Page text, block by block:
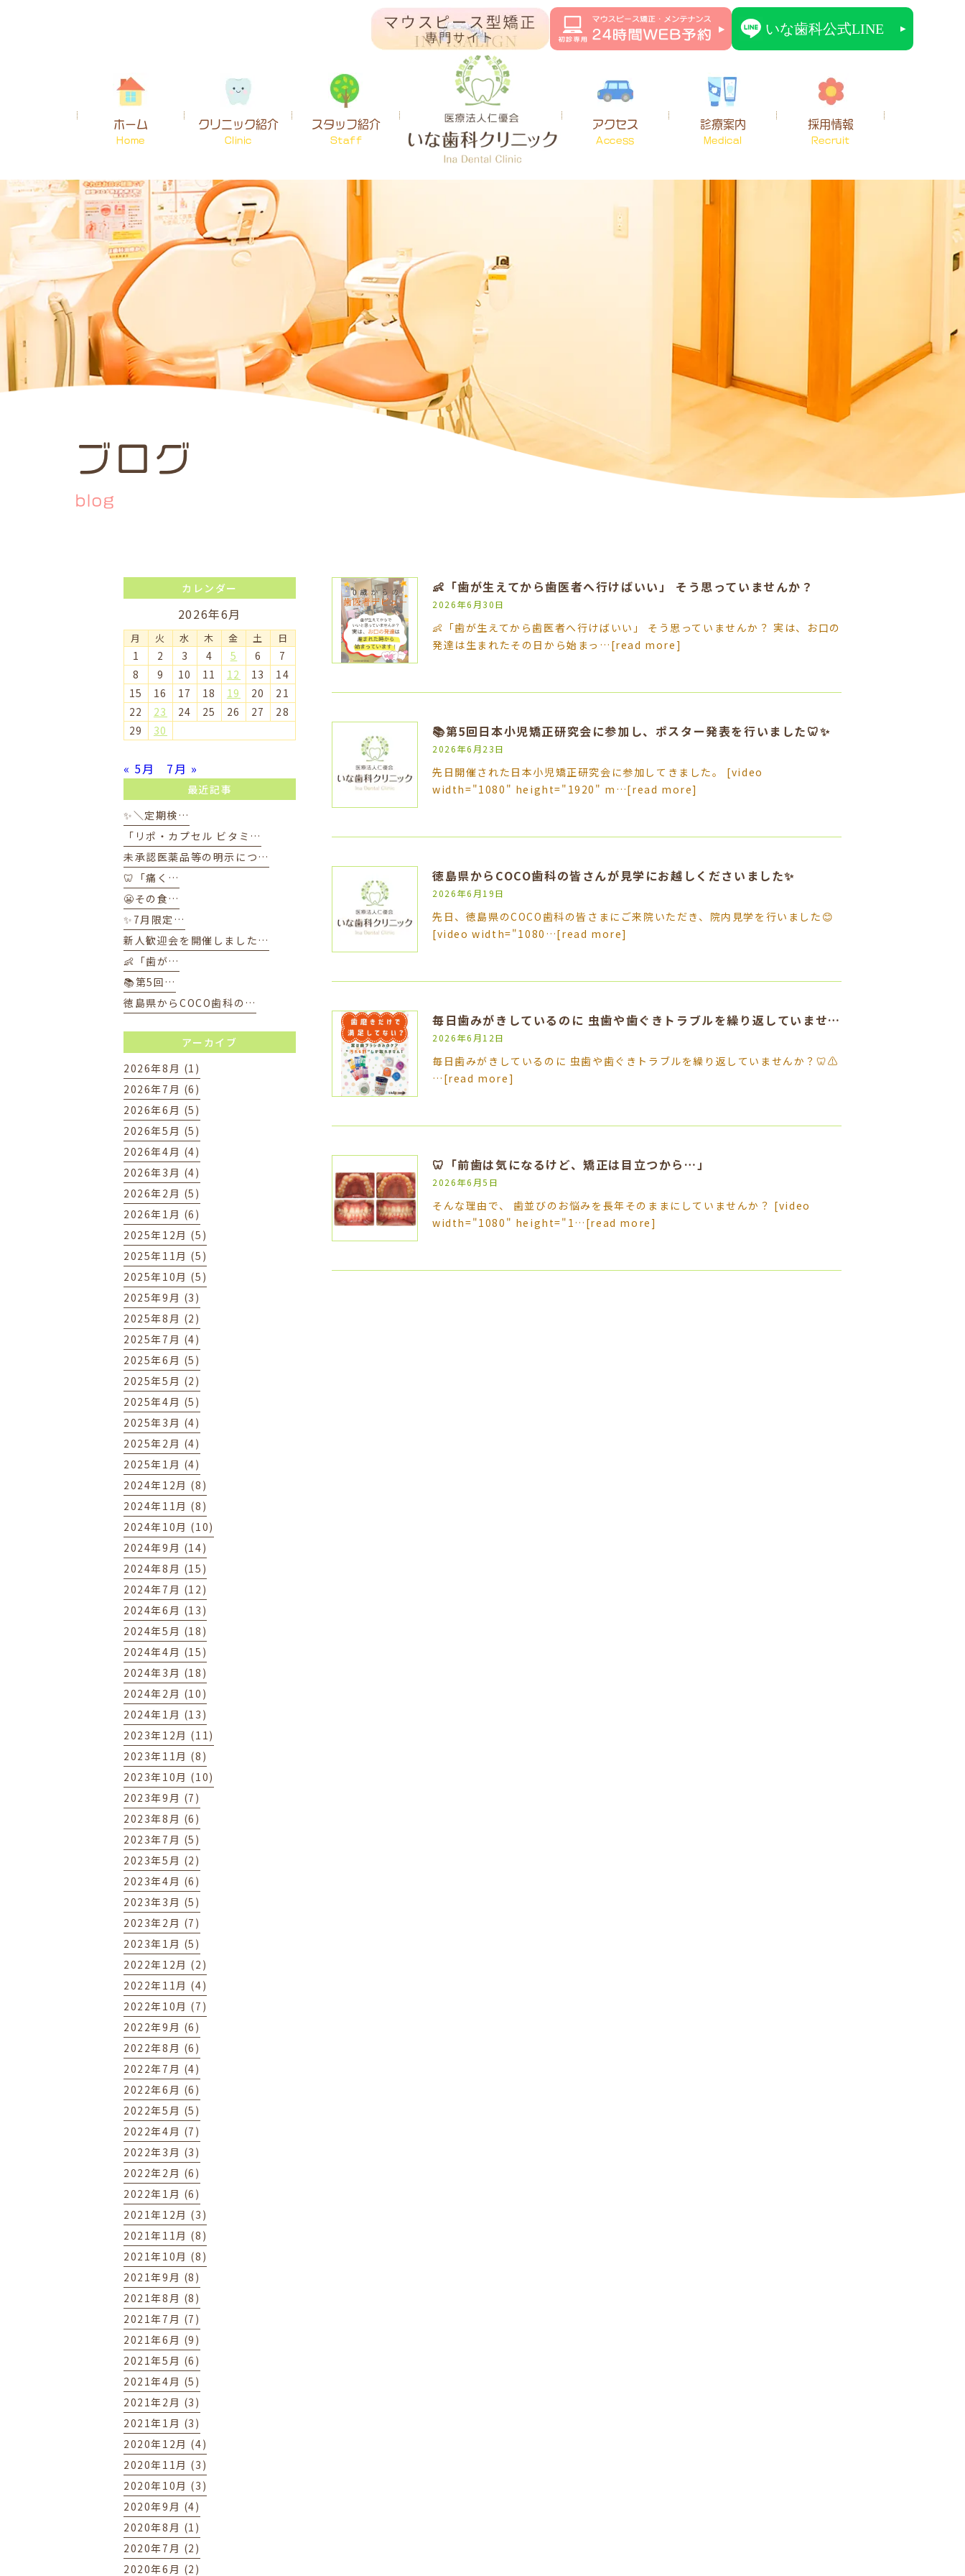
ホーム
Home
クリニック紹介
Clinic
スタッフ紹介
Staff
アクセス
Access
診療案内
Medical
採用情報
Recruit
ブログ
blog
👶「歯が生えてから歯医者へ行けばいい」 そう思っていませんか？
2026年6月30日
👶「歯が生えてから歯医者へ行けばいい」 そう思っていませんか？ 実は、お口の
発達は生まれたその日から始まっ… [read more]
📚第5回日本小児矯正研究会に参加し、ポスター発表を行いました🦷✨
2026年6月23日
先日開催された日本小児矯正研究会に参加してきました。 [video
width="1080" height="1920" m…[read more]
徳島県からCOCO歯科の皆さんが見学にお越しくださいました✨
2026年6月19日
先日、徳島県のCOCO歯科の皆さまにご来院いただき、院内見学を行いました😊
[video width="1080…[read more]
毎日歯みがきしているのに 虫歯や歯ぐきトラブルを繰り返していませんか？🦷⚠️
2026年6月12日
毎日歯みがきしているのに 虫歯や歯ぐきトラブルを繰り返していませんか？🦷⚠️
… [read more]
🦷「前歯は気になるけど、矯正は目立つから…」
2026年6月5日
そんな理由で、 歯並びのお悩みを長年そのままにしていませんか？ [video
width="1080" height="1… [read more]
カレンダー
2026年6月
月 火 水 木 金 土 日
1 2 3 4 5 6
7
8
9 10 11 12 13
14
15
16 17 18 19 20
21
22
23 24 25 26 27
28
29
30
« 5月 7月 »
最近記事
✨＼定期検…
「リポ・カプセル ビタミ…
未承認医薬品等の明示につ…
🦷「痛く…
😬その食…
✨7月限定…
新人歓迎会を開催しました…
👶「歯が…
📚第5回…
徳島県からCOCO歯科の…
アーカイブ
2026年8月 (1)
2026年7月 (6)
2026年6月 (5)
2026年5月 (5)
2026年4月 (4)
2026年3月 (4)
2026年2月 (5)
2026年1月 (6)
2025年12月 (5)
2025年11月 (5)
2025年10月 (5)
2025年9月 (3)
2025年8月 (2)
2025年7月 (4)
2025年6月 (5)
2025年5月 (2)
2025年4月 (5)
2025年3月 (4)
2025年2月 (4)
2025年1月 (4)
2024年12月 (8)
2024年11月 (8)
2024年10月 (10)
2024年9月 (14)
2024年8月 (15)
2024年7月 (12)
2024年6月 (13)
2024年5月 (18)
2024年4月 (15)
2024年3月 (18)
2024年2月 (10)
2024年1月 (13)
2023年12月 (11)
2023年11月 (8)
2023年10月 (10)
2023年9月 (7)
2023年8月 (6)
2023年7月 (5)
2023年5月 (2)
2023年4月 (6)
2023年3月 (5)
2023年2月 (7)
2023年1月 (5)
2022年12月 (2)
2022年11月 (4)
2022年10月 (7)
2022年9月 (6)
2022年8月 (6)
2022年7月 (4)
2022年6月 (6)
2022年5月 (5)
2022年4月 (7)
2022年3月 (3)
2022年2月 (6)
2022年1月 (6)
2021年12月 (3)
2021年11月 (8)
2021年10月 (8)
2021年9月 (8)
2021年8月 (8)
2021年7月 (7)
2021年6月 (9)
2021年5月 (6)
2021年4月 (5)
2021年2月 (3)
2021年1月 (3)
2020年12月 (4)
2020年11月 (3)
2020年10月 (3)
2020年9月 (4)
2020年8月 (1)
2020年7月 (2)
2020年6月 (2)